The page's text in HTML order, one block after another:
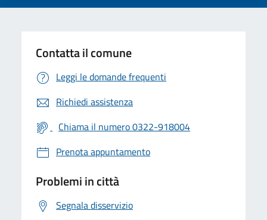
Contatta il comune
Leggi le domande frequenti
Richiedi assistenza
Chiama il numero 0322-918004
Prenota appuntamento
Problemi in città
Segnala disservizio